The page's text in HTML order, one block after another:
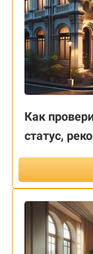
Как
статус,